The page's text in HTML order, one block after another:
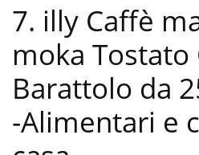
7. illy Caffè
moka Tostato
Barattolo da
-Alimentari e